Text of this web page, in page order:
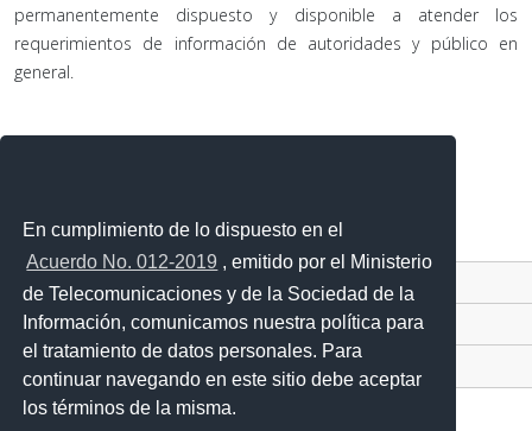
En cumplimiento de lo dispuesto en el
Acuerdo No. 012-2019 , emitido por el Ministerio
de Telecomunicaciones y de la Sociedad de la
Información, comunicamos nuestra política para
el tratamiento de datos personales. Para
continuar navegando en este sitio debe aceptar
los términos de la misma.
permanentemente dispuesto y disponible a atender los
requerimientos de información de autoridades y público en
general.
Contacto Ciudadano Digital
Portal Trámites Ciudadanos
Sistema Nacional de Información (SNI)